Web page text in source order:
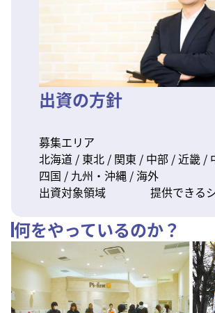
出資の方針
募集エリア
北海道 / 東北 / 関東 / 中部 / 近畿 /
四国 / 九州・沖縄 / 海外
出資対象領域
提供できる
何をやっているのか？